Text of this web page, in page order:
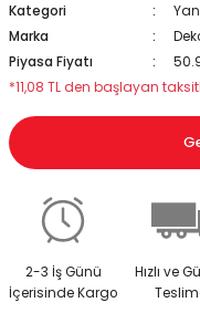
Kategori
Marka
Piyasa Fiyatı
*11,08 TL den başlayan
2-3 İş Günü
İçerisinde Kargo
Hızlı ve